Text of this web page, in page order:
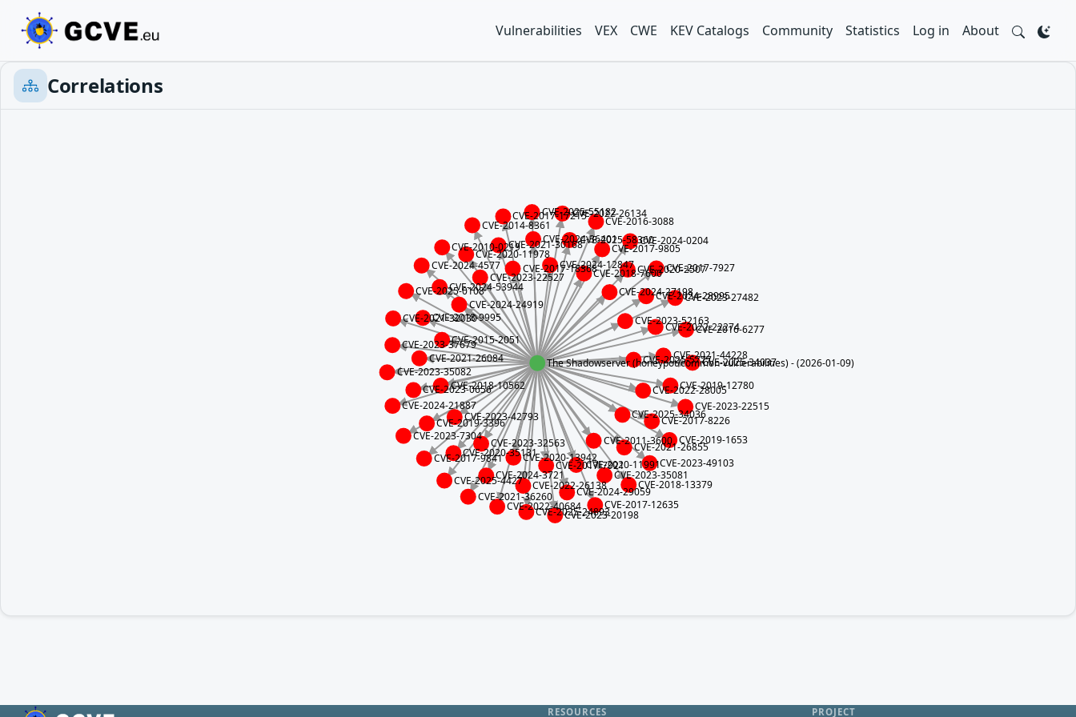
Vulnerabilities VEX CWE KEV Catalogs Community Statistics Log in About
Correlations
The Shadowserver (honeypot/common-vulnerabilities) - (2026-01-09)
CVE-2023-42793
CVE-2024-12847
CVE-2011-3600
CVE-2015-2051
CVE-2023-52163
CVE-2020-13942
CVE-2017-18368
CVE-2025-34036
CVE-2018-10562
CVE-2018-7600
CVE-2020-11991
CVE-2024-24919
CVE-2025-5777
CVE-2023-32563
CVE-2024-36401
CVE-2021-26855
CVE-2021-26084
CVE-2024-27198
CVE-2017-7921
CVE-2023-22527
CVE-2022-28005
CVE-2019-3396
CVE-2025-58360
CVE-2023-35081
CVE-2018-9995
CVE-2022-22274
CVE-2024-3721
CVE-2021-30168
CVE-2017-8226
CVE-2023-0656
CVE-2017-9805
CVE-2024-29059
CVE-2024-53944
CVE-2021-44228
CVE-2020-35131
CVE-2025-55182
CVE-2023-49103
CVE-2023-37679
CVE-2024-28995
CVE-2022-26138
CVE-2020-11978
CVE-2019-12780
CVE-2023-7304
CVE-2016-3088
CVE-2017-12635
CVE-2025-0108 CVE-2023-27482
CVE-2021-36260
CVE-2017-17215
CVE-2019-1653
CVE-2023-35082
CVE-2020-2507
CVE-2025-24893
CVE-2010-0219
CVE-2025-34037
CVE-2017-9841
CVE-2022-26134
CVE-2018-13379
CVE-2021-32030
CVE-2017-7927
CVE-2022-40684
CVE-2014-8361
CVE-2023-22515
CVE-2024-21887
CVE-2024-0204
CVE-2023-20198
CVE-2024-4577
CVE-2016-6277
CVE-2025-4427
RESOURCES PROJECT